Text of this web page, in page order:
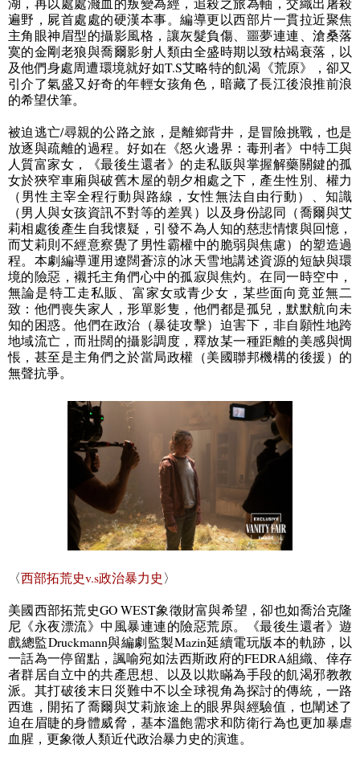
遍野，屍首處處的硬漢本事。編導更以西部片一貫拉近聚焦
主角眼神眉型的攝影風格，讓灰髮負傷、噩夢連連、滄桑落
寞的金剛老狼與喬爾影射人類由全盛時期以致枯竭衰落，以
及他們身處周遭環境就好如T.S艾略特的飢渴《荒原》，卻又
引介了氣盛又好奇的年輕女孩角色，暗藏了長江後浪推前浪
的希望伏筆。
被迫逃亡/尋親的公路之旅，是離鄉背井，是冒險挑戰，也是
放逐與疏離的過程。好如在 《怒火邊界：毒刑者》中特工與
人質富家女，
《最後生還者》的走私販與掌握解藥關鍵的孤
女於狹窄車廂與破舊木屋的朝夕相處之下，產生性別、權力
（男性主宰全程行動與路線，女性無法自由行動）、知識
（男人與女孩資訊不對等的差異）以及身份認同（喬爾與艾
莉相處後產生自我懷疑，引發不為人知的慈悲情懷與回憶，
而艾莉則不經意察覺了男性霸權中的脆弱與焦慮）的塑造過
程。本劇編導運用遼闊蒼涼的冰天雪地講述資源的短缺與環
境的險惡，襯托主角們心中的孤寂與焦灼。在同一時空中，
無論是特工走私販、富家女或青少女，某些面向竟並無二
致：他們喪失家人，形單影隻，他們都是孤兒，默默航向未
知的困惑。他們在政治（暴徒攻擊）迫害下，非自願性地跨
地域流亡，而壯闊的攝影調度，釋放某一種距離的美感與惆
悵，甚至是主角們之於當局政權（美國聯邦機構的後援）的
無聲抗爭。
〈西部拓荒史v.s政治暴力史〉
美國西部拓荒史GO WEST象徵財富與希望，卻也如喬治克隆
尼《永夜漂流》中風暴連連的險惡荒原。《最後生還者》遊
戲總監Druckmann與編劇監製Mazin延續電玩版本的軌跡，以
一話為一停留點，諷喻宛如法西斯政府的FEDRA組織、倖存
者群居自立中的共產思想、以及以欺瞞為手段的飢渴邪教教
派。其打破後末日災難中不以全球視角為探討的傳統，一路
西進，開拓了喬爾與艾莉旅途上的眼界與經驗值，也闡述了
迫在眉睫的身體威脅，基本溫飽需求和防衛行為也更加暴虐
血腥，更象徵人類近代政治暴力史的演進。